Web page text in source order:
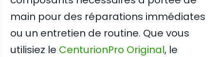
main pour des réparations immédiates
ou un entretien de routine. Que vous
utilisiez le CenturionPro Original, le